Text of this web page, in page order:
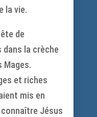
la vie.
de
dans la crèche
Mages.
et riches
mis en
Jésus